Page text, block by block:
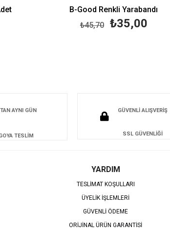
B-Good Renkli Yarabandı
₺35,00
₺45,70
AYNI GÜN
TESLİM
GÜVENLİ ALIŞVERİŞ
SSL GÜVENLİĞİ
YARDIM
TESLİMAT KOŞULLARI
ÜYELİK İŞLEMLERİ
GÜVENLİ ÖDEME
ORİJİNAL ÜRÜN GARANTİSİ